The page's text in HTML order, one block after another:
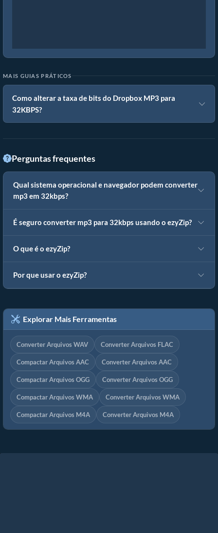
MAIS GUIAS PRÁTICOS
Como alterar a taxa de bits do Dropbox MP3 para
32KBPS?
Perguntas frequentes
Qual sistema operacional e navegador podem converter
mp3 em 32kbps?
É seguro converter mp3 para 32kbps usando o ezyZip?
O que é o ezyZip?
Por que usar o ezyZip?
Explorar Mais Ferramentas
Converter Arquivos WAV Converter Arquivos FLAC
Compactar Arquivos AAC Converter Arquivos AAC
Compactar Arquivos OGG Converter Arquivos OGG
Compactar Arquivos WMA Converter Arquivos WMA
Compactar Arquivos M4A Converter Arquivos M4A